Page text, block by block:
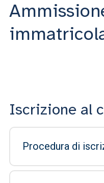
Iscrizione al
Procedura di